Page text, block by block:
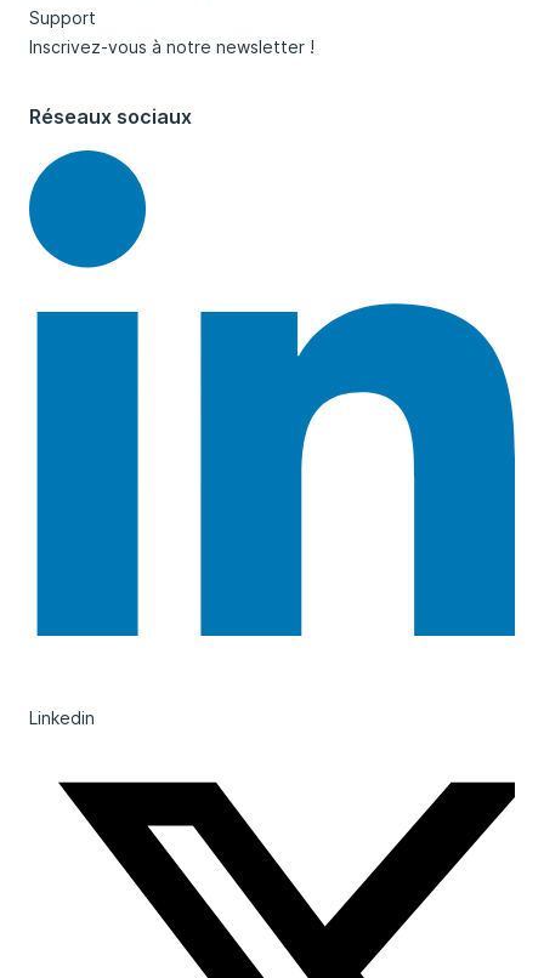
Support
Inscrivez-vous à notre newsletter !
Réseaux sociaux
Linkedin